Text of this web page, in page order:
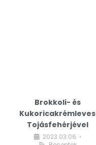
Brokkoli- és
Kukoricakrémleves
Tojásfehérjével
2023.03.06. •